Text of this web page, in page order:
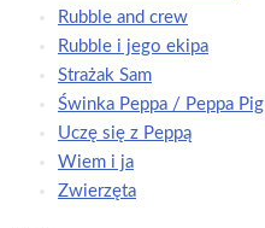
Rubble and crew
Rubble i jego ekipa
Strażak Sam
Świnka Peppa / Peppa Pig
Uczę się z Peppą
Wiem i ja
Zwierzęta